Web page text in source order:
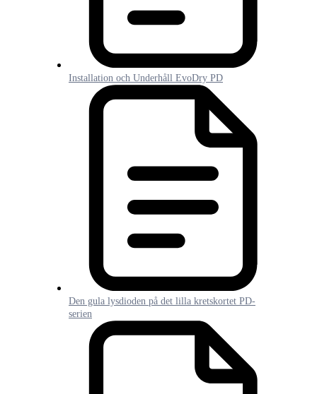
Installation och Underhåll EvoDry PD
Den gula lysdioden på det lilla kretskortet PD-
serien